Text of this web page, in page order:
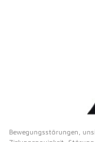
Bewegungsstörungen,